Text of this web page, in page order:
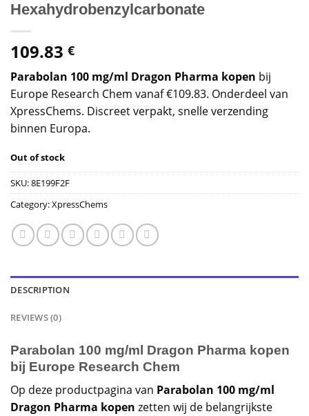
Hexahydrobenzylcarbonate
109.83 €
Parabolan 100 mg/ml Dragon Pharma kopen bij
Europe Research Chem vanaf €109.83. Onderdeel van
XpressChems. Discreet verpakt, snelle verzending
binnen Europa.
Out of stock
SKU:8E199F2F
Category:XpressChems
DESCRIPTION
REVIEWS (0)
Parabolan 100 mg/ml Dragon Pharma kopen
bij Europe Research Chem
Op deze productpagina van Parabolan 100 mg/ml
Dragon Pharma kopen zetten wij de belangrijkste